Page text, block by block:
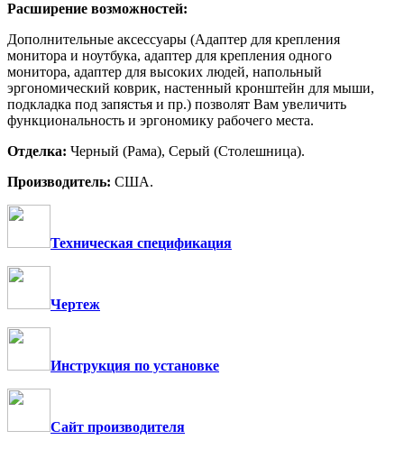
Расширение возможностей:
Дополнительные аксессуары (Адаптер для крепления
монитора и ноутбука, адаптер для крепления одного
монитора, адаптер для высоких людей, напольный
эргономический коврик, настенный кронштейн для мыши,
подкладка под запястья и пр.) позволят Вам увеличить
функциональность и эргономику рабочего места.
Отделка: Черный (Рама), Серый (Столешница).
Производитель: США.
Техническая спецификация
Чертеж
Инструкция по установке
Сайт производителя